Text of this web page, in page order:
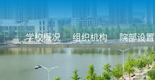
学校概况 组织机构 院部设置